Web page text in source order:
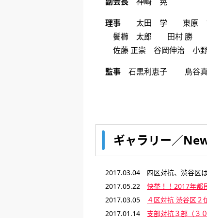
理事 太田 学 東原
鬢櫛 太郎 田村 勝
佐藤 正崇 谷岡伸治 小
監事 石黒利恵子 鳥谷
ギャラリー／
2017.03.04 四区対抗、渋谷区は
2017.05.22 快挙！！2017年都
2017.03.05
４区対抗 渋谷区２
2017.01.14 支部対抗３部（３